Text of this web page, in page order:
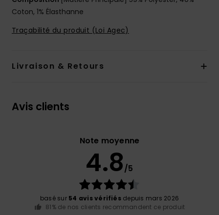
Coton, 1% Élasthanne
Traçabilité du produit (Loi Agec)
Livraison & Retours
Avis clients
Note moyenne
4.8/5
basé sur 54 avis vérifiésdepuis mars 2026
81% de nos clients recommandent ce produit